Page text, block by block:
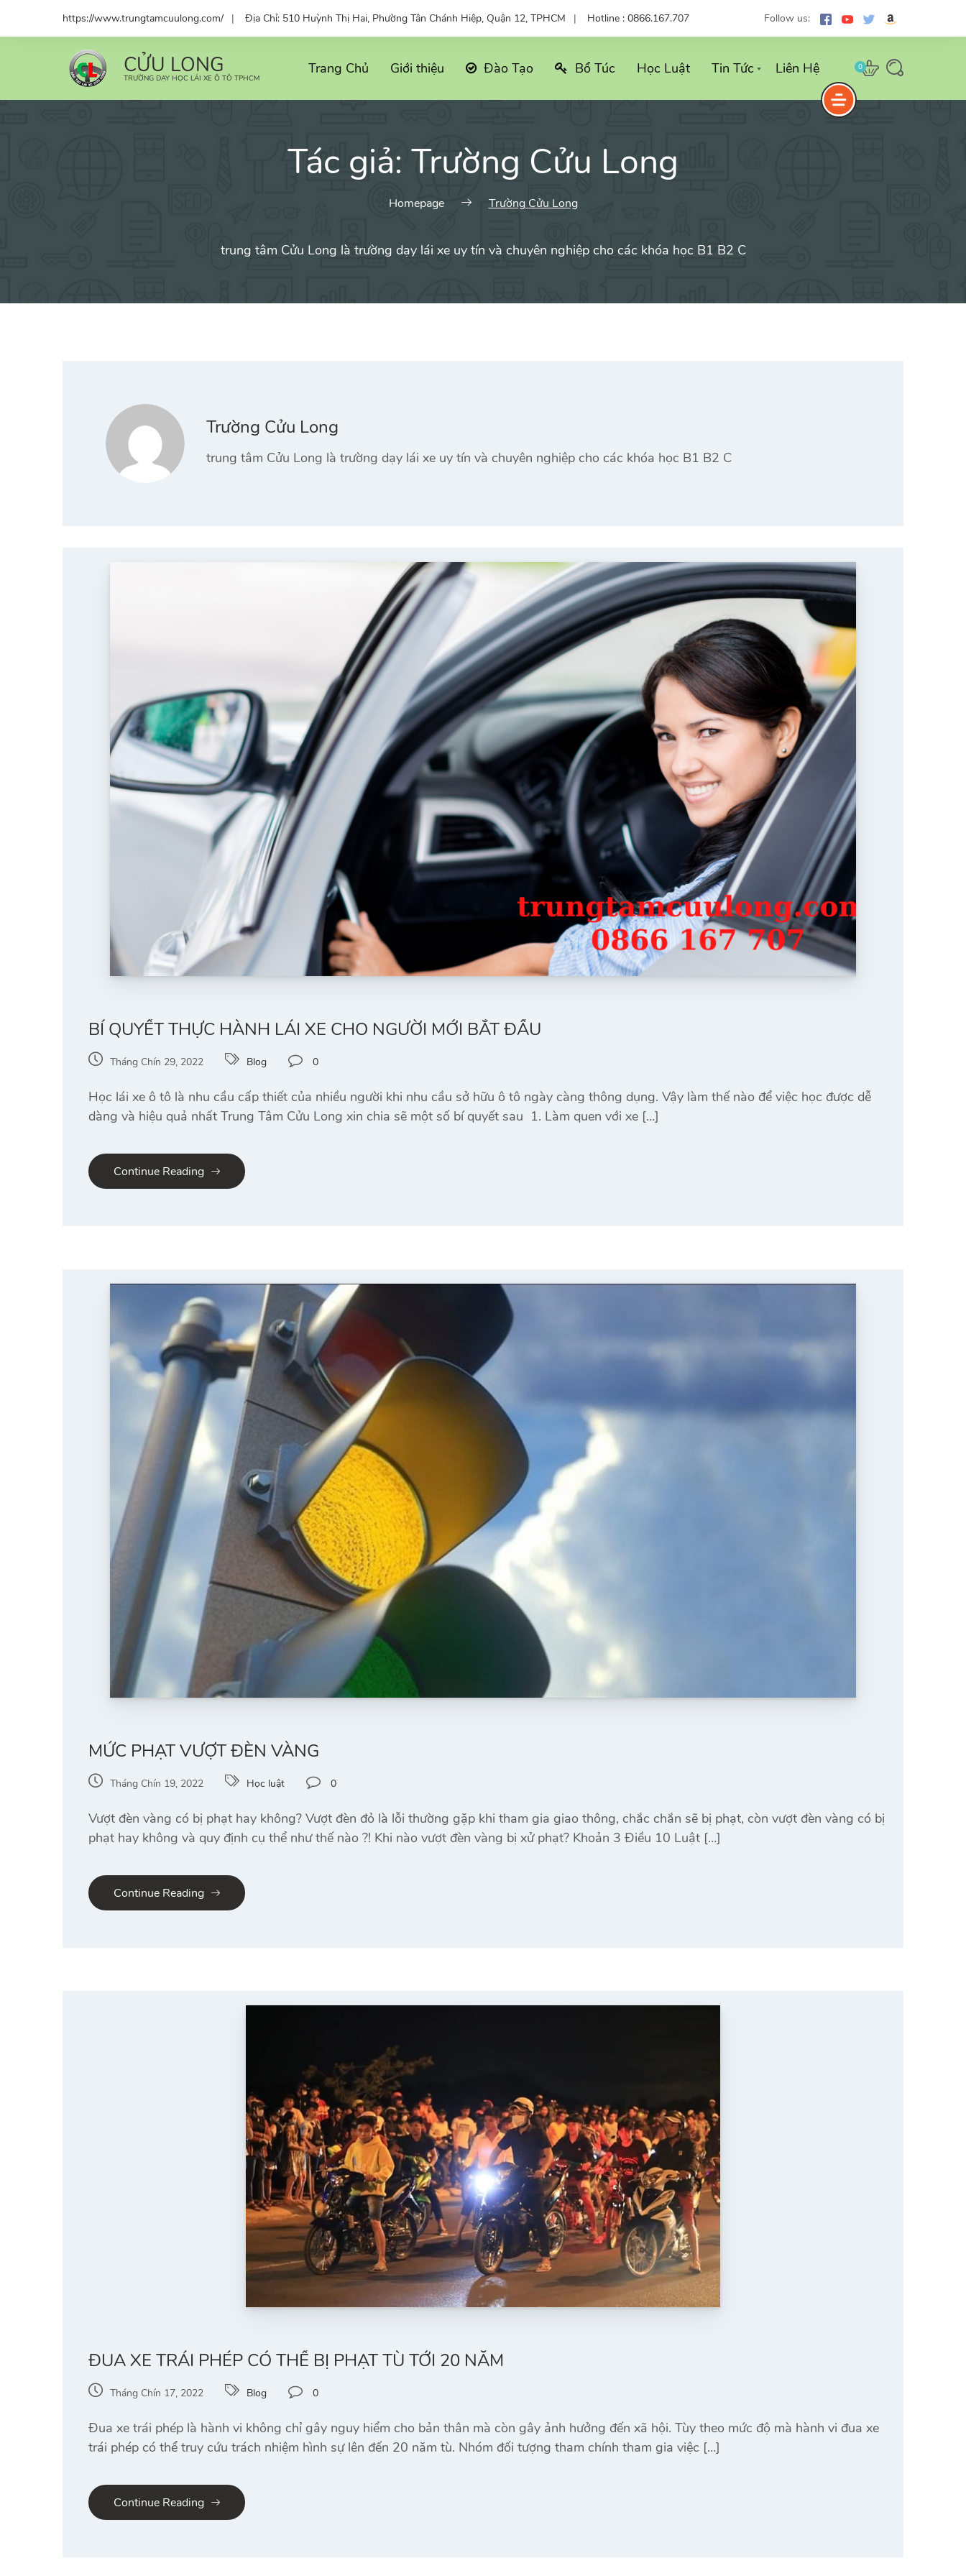
https://www.trungtamcuulong.com/ Địa Chỉ: 510 Huỳnh Thị Hai, Phường Tân Chánh Hiệp, Quận 12, TPHCM Hotline : 0866.167.707 Follow us:
CỬU LONG
TRƯỜNG DẠY HỌC LÁI XE Ô TÔ TPHCM
Trang Chủ Giới thiệu Đào Tạo Bổ Túc Học Luật Tin Tức Liên Hệ 0
Tác giả: Trường Cửu Long
Homepage Trường Cửu Long
trung tâm Cửu Long là trường dạy lái xe uy tín và chuyên nghiệp cho các khóa học B1 B2 C
Trường Cửu Long
trung tâm Cửu Long là trường dạy lái xe uy tín và chuyên nghiệp cho các khóa học B1 B2 C
BÍ QUYẾT THỰC HÀNH LÁI XE CHO NGƯỜI MỚI BẮT ĐẦU
Tháng Chín 29, 2022 Blog 0
Học lái xe ô tô là nhu cầu cấp thiết của nhiều người khi nhu cầu sở hữu ô tô ngày càng thông dụng. Vậy làm thế nào để việc học được dễ
dàng và hiệu quả nhất Trung Tâm Cửu Long xin chia sẽ một số bí quyết sau 1. Làm quen với xe […]
Continue Reading
MỨC PHẠT VƯỢT ĐÈN VÀNG
Tháng Chín 19, 2022 Học luật 0
Vượt đèn vàng có bị phạt hay không? Vượt đèn đỏ là lỗi thường gặp khi tham gia giao thông, chắc chắn sẽ bị phạt, còn vượt đèn vàng có bị
phạt hay không và quy định cụ thể như thế nào ?! Khi nào vượt đèn vàng bị xử phạt? Khoản 3 Điều 10 Luật […]
Continue Reading
ĐUA XE TRÁI PHÉP CÓ THỂ BỊ PHẠT TÙ TỚI 20 NĂM
Tháng Chín 17, 2022 Blog 0
Đua xe trái phép là hành vi không chỉ gây nguy hiểm cho bản thân mà còn gây ảnh hưởng đến xã hội. Tùy theo mức độ mà hành vi đua xe
trái phép có thể truy cứu trách nhiệm hình sự lên đến 20 năm tù. Nhóm đối tượng tham chính tham gia việc […]
Continue Reading